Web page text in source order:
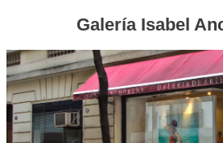
Galería Isabel